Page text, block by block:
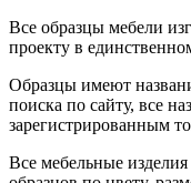
Все образцы мебели
проекту в
Образцы имеют
поиска по сайту, все
зарегистрированным
Все мебельные